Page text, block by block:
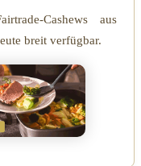
Cashews aus
breit verfügbar.